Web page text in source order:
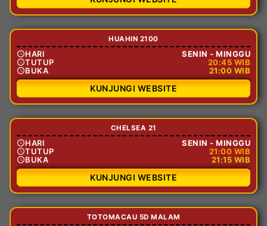
HUAHIN 2100
HARI
SENIN - MINGGU
TUTUP
20:45 WIB
BUKA
21:00 WIB
KUNJUNGI WEBSITE
CHELSEA 21
HARI
SENIN - MINGGU
TUTUP
21:00 WIB
BUKA
21:15 WIB
KUNJUNGI WEBSITE
TOTOMACAU 5D MALAM